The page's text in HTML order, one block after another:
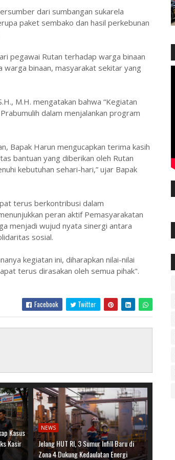
dari sumbangan sukarela
paket sembako dan hasil perkebunan
pegawai Rutan terhadap warga binaan
binaan, masyarakat sekitar yang
M.H. mengatakan bahwa “Kegiatan
dalam menjalankan program
Bapak Harun mengucapkan terima kasih
bantuan yang diberikan oleh Rutan
kebutuhan sehari-hari,” ujar Bapak
terus berkontribusi dalam
peran aktif Pemasyarakatan
menjadi wujud nyata sinergi antara
sosial.
kegiatan ini, diharapkan nilai-nilai
terus dirasakan oleh semua pihak".
Facebook Twitter
Kasus
Kasir
NEWS
Jelang HUT RI, 3 Sumur Infill Baru di
Zona 4 Dukung Kedaulatan Energi